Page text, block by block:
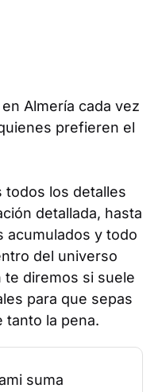
Almería cada vez
prefieren el
todos los detalles
detallada, hasta
acumulados y todo
del universo
te diremos si suele
para que sepas
tanto la pena.
suma